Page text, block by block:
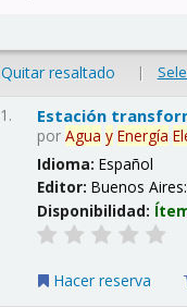
Quitar resaltado |
1. Estación
porAgua y Energía
Idioma:Español
Editor:Buenos
Disponibilidad:
Hacer reserva